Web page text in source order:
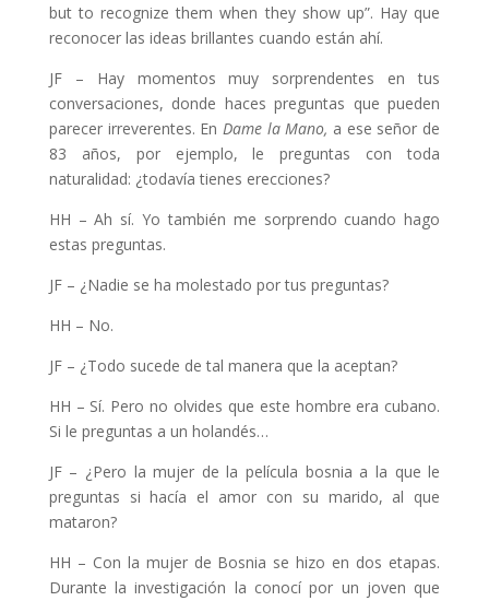
but to recognize them when they show up”. Hay que
reconocer las ideas brillantes cuando están ahí.
JF – Hay momentos muy sorprendentes en tus
conversaciones, donde haces preguntas que pueden
parecer irreverentes. En Dame la Mano, a ese señor de
83 años, por ejemplo, le preguntas con toda
naturalidad: ¿todavía tienes erecciones?
HH – Ah sí. Yo también me sorprendo cuando hago
estas preguntas.
JF – ¿Nadie se ha molestado por tus preguntas?
HH – No.
JF – ¿Todo sucede de tal manera que la aceptan?
HH – Sí. Pero no olvides que este hombre era cubano.
Si le preguntas a un holandés…
JF – ¿Pero la mujer de la película bosnia a la que le
preguntas si hacía el amor con su marido, al que
mataron?
HH – Con la mujer de Bosnia se hizo en dos etapas.
Durante la investigación la conocí por un joven que